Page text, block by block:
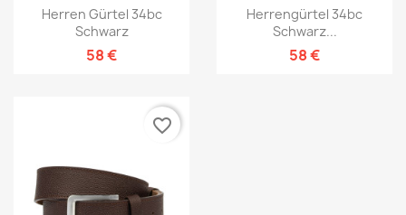
Herren Gürtel 34bc
Schwarz
58 €
Herrengürtel 34bc
Schwarz...
58 €
favorite_border